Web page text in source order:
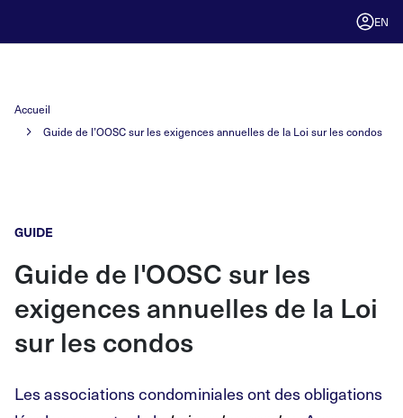
EN
Accueil
Guide de l’OOSC sur les exigences annuelles de la Loi sur les condos
GUIDE
Guide de l'OOSC sur les
exigences annuelles de la Loi
sur les condos
Les associations condominiales ont des obligations